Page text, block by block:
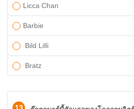
Licca Chan
​Barbie
Bild Lilli
Bratz